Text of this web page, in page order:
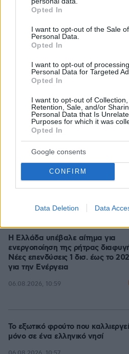
grant or deny consent to Google
use your data for below specified
consent section.
Opted In
I want to opt-out of the Sale
Personal Data.
Opted In
I want to opt-out of
Personal Data for Targeted
Opted In
I want to opt-out of Collection,
Retention, Sale, and/or
Personal Data that Is
Purposes for which it was
Opted In
Google consents
CONFIRM
Data Deletion Data
«Τα παιδιά έχουν μια μικρή
τελευταίο μήνυμα της μητέρας
πρώην σύζυγό της πριν
06.08.2026, 04:44
Κολυμβητής με καρκίνο στον
τον Βρετανό πρωθυπουργό:
για τη ζωή όλων μας, ο πόνος είναι
αφόρητος
06.08.2026, 11:29
Η Ελλάδα υπέβαλε αίτημα για
ενεργοποίηση της ρήτρας
Νέες επενδύσεις 1 δισ. έως το
για την Ενέργεια
06.08.2026, 10:59
Το εξωτικό φρούτο που
μόνο σε ένα ελληνικό νησί